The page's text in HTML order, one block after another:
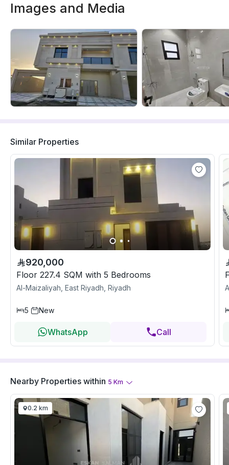
Images and Media
Similar Properties
920,000
Floor 227.4 SQM with 5 Bedrooms
Al-Maizaliyah, East Riyadh, Riyadh
5 New
WhatsApp Call
Nearby Properties within 5 Km
0.2 km